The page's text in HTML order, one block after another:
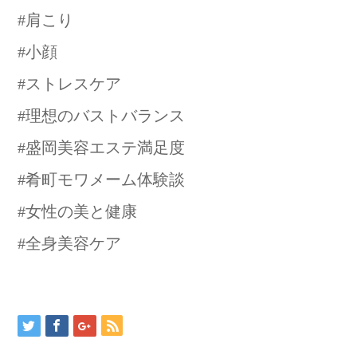
#肩こり
#小顔
#ストレスケア
#理想のバストバランス
#盛岡美容エステ満足度
#肴町モワメーム体験談
#女性の美と健康
#全身美容ケア